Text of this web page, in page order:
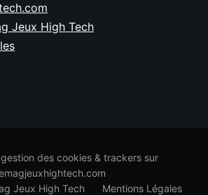
Jeux High Tech
des cookies & trackers sur
Jeux High Tech
Mentions Légales